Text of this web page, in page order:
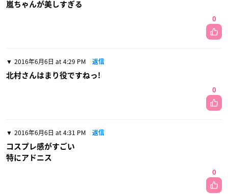
嵐ちゃんが美しすぎる
0
2016年6月6日 at 4:29 PM 返信
北村さんはまり役ですねっ!
0
2016年6月6日 at 4:31 PM 返信
コスプレ感がすごい
特にアドニス
0